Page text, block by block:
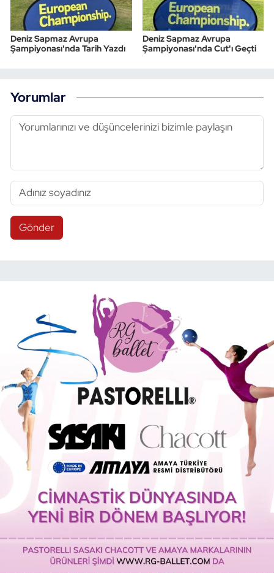
Deniz Sapmaz Avrupa
Şampiyonası'nda Tarih Yazdı
Deniz Sapmaz Avrupa
Şampiyonası'nda Cut'ı Geçti
Yorumlar
Gönder